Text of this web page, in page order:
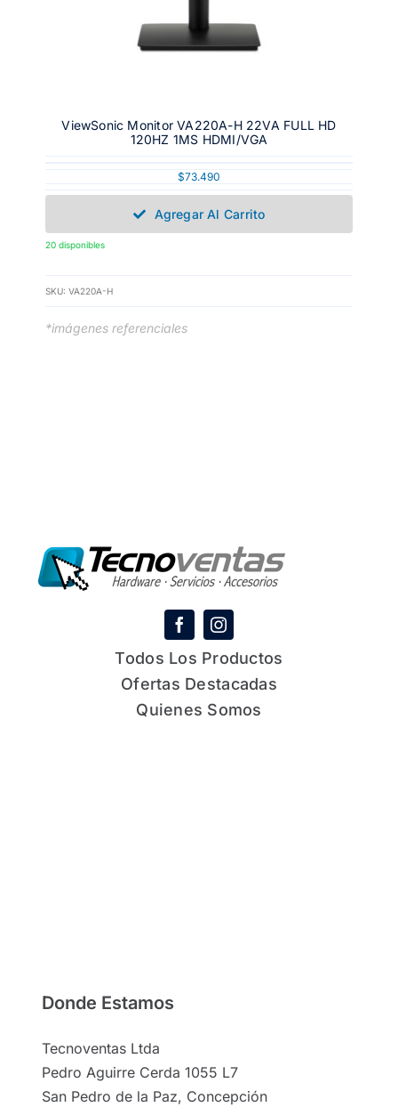
ViewSonic Monitor VA220A-H 22VA FULL HD
120HZ 1MS HDMI/VGA
$73.490
Agregar Al Carrito
20 disponibles
SKU: VA220A-H
*imágenes referenciales
Todos Los Productos
Ofertas Destacadas
Quienes Somos
Donde Estamos
Tecnoventas Ltda
Pedro Aguirre Cerda 1055 L7
San Pedro de la Paz, Concepción